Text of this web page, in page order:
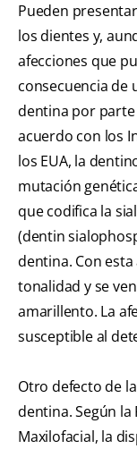
Pueden
los dientes y,
afecciones que
consecuencia de
dentina por
acuerdo con los
los EUA, la
mutación
que codifica la
(dentin
dentina. Con
tonalidad y se
amarillento. La
susceptible al
Otro defecto de
dentina. Según la
Maxilofacial, la